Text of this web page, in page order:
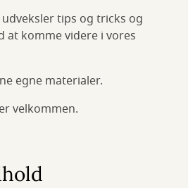
tips og tricks og
komme videre i vores
egne materialer.
velkommen.